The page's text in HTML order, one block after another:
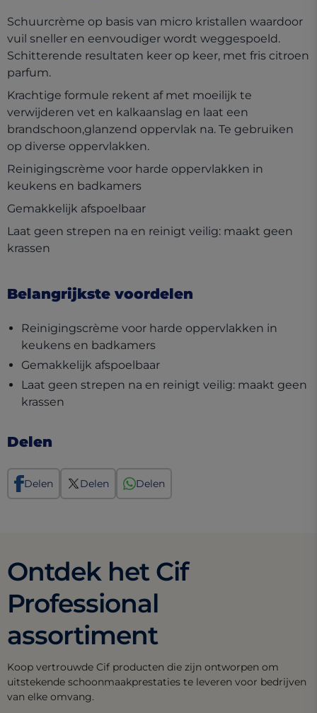
Schuurcrème op basis van micro kristallen waardoor
vuil sneller en eenvoudiger wordt weggespoeld.
Schitterende resultaten keer op keer, met fris citroen
parfum.
Krachtige formule rekent af met moeilijk te
verwijderen vet en kalkaanslag en laat een
brandschoon,glanzend oppervlak na. Te gebruiken
op diverse oppervlakken.
Reinigingscrème voor harde oppervlakken in
keukens en badkamers
Gemakkelijk afspoelbaar
Laat geen strepen na en reinigt veilig: maakt geen
krassen
Belangrijkste voordelen
Reinigingscrème voor harde oppervlakken in
keukens en badkamers
Gemakkelijk afspoelbaar
Laat geen strepen na en reinigt veilig: maakt geen
krassen
Delen
Delen Delen Delen
Ontdek het Cif
Professional
assortiment
Koop vertrouwde Cif producten die zijn ontworpen om
uitstekende schoonmaakprestaties te leveren voor bedrijven
van elke omvang.